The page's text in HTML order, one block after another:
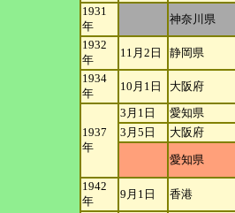
1931
年
神奈川県
1932
年
11月2日 静岡県
1934
年
10月1日 大阪府
1937
年
3月1日 愛知県
3月5日
大阪府
愛知県
1942
年
9月1日 香港